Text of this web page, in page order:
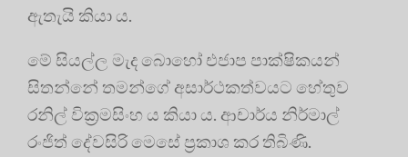
ඇතැයි කියා ය.
මේ සියල්ල මැද බොහෝ එජාප පාක්ෂිකයන්
සිතන්නේ තමන්ගේ අසාර්ථකත්වයට හේතුව
රනිල් වික්‍රමසිංහ ය කියා ය. ආචාර්ය නිර්මාල්
රංජිත් දේවසිරි මෙසේ ප්‍රකාශ කර තිබිණි.